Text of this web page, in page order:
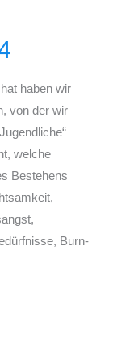
haben wir
von der wir
welche
Bestehens
Burn-